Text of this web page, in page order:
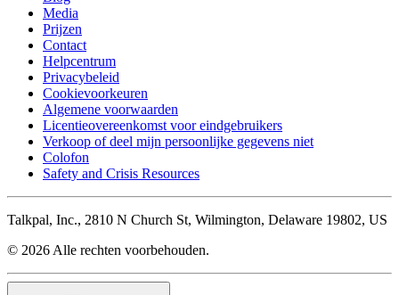
Media
Prijzen
Contact
Helpcentrum
Privacybeleid
Cookievoorkeuren
Algemene voorwaarden
Licentieovereenkomst voor eindgebruikers
Verkoop of deel mijn persoonlijke gegevens niet
Colofon
Safety and Crisis Resources
Talkpal, Inc., 2810 N Church St, Wilmington, Delaware 19802, US
© 2026 Alle rechten voorbehouden.